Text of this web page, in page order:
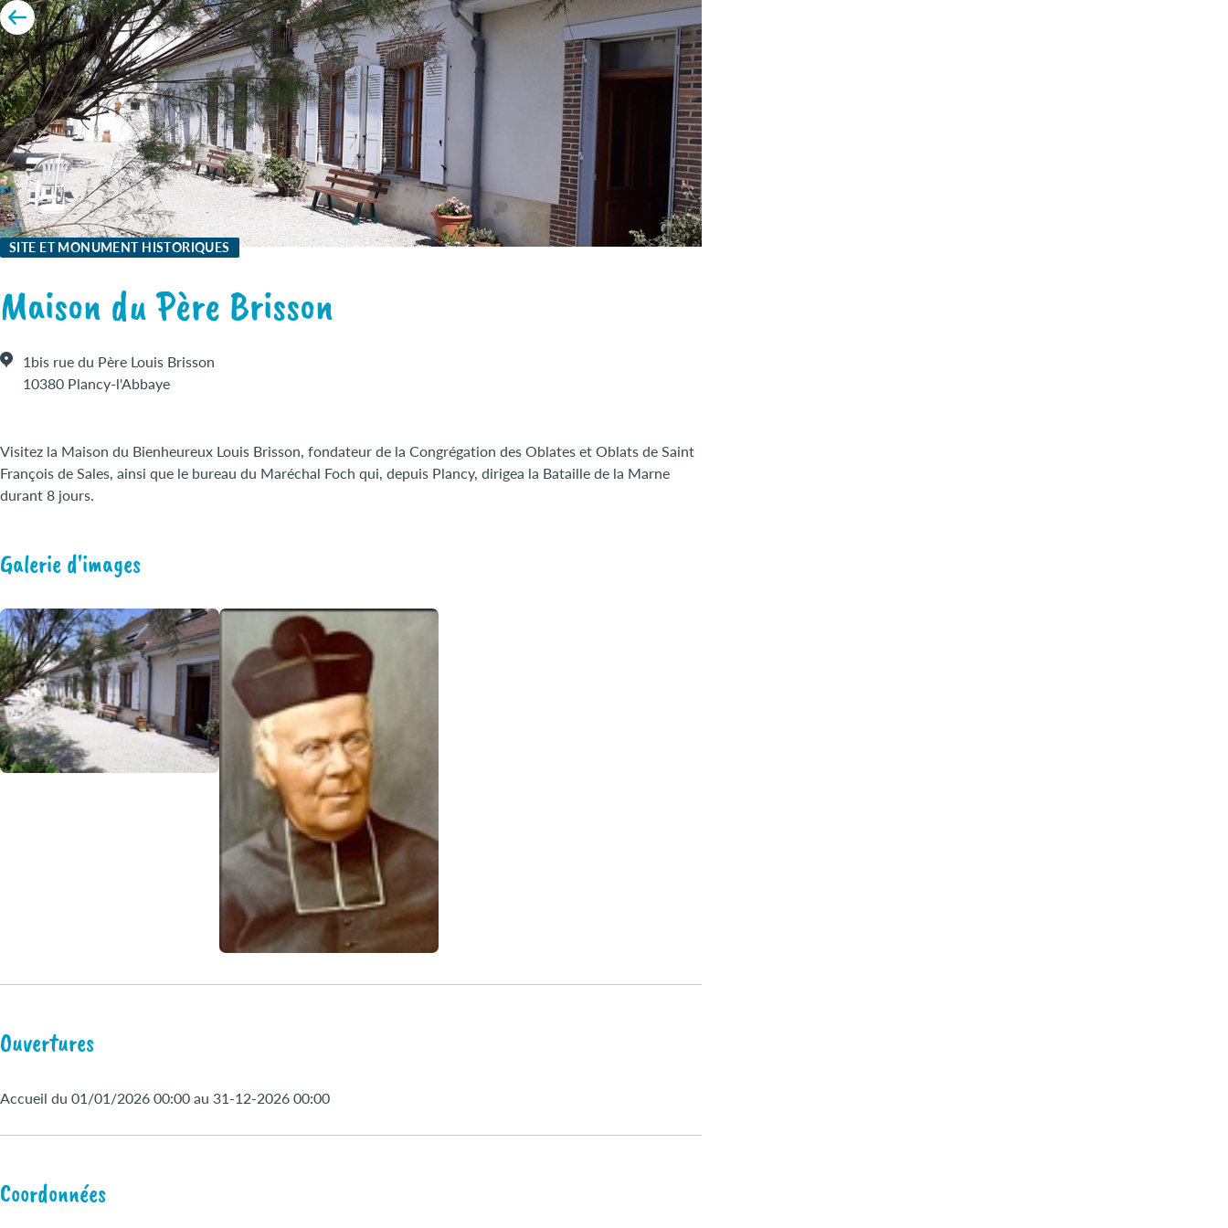
SITE ET MONUMENT HISTORIQUES
Maison du Père Brisson
1bis rue du Père Louis Brisson
10380 Plancy-l'Abbaye
Visitez la Maison du Bienheureux Louis Brisson, fondateur de la Congrégation des Oblates et Oblats de Saint
François de Sales, ainsi que le bureau du Maréchal Foch qui, depuis Plancy, dirigea la Bataille de la Marne
durant 8 jours.
Galerie d'images
Ouvertures
Accueil du 01/01/2026 00:00 au 31-12-2026 00:00
Coordonnées